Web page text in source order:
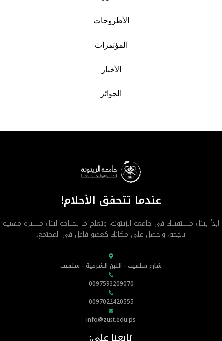
الأطروحات
المؤتمرات
الأخبار
الجوائز
عندما تتحقق الأحلام!
ابدأ ببناء مستقبلك في جامعة الزيتونة، وتعلم ما تحتاجه لبناء مسيرة مهنية
ناجحة، واحصل على مكانك كعضو فاعل في المجتمع.
شارع سلفيت - اللبن الشرقية - سلفيت
0097593209070
0097022420555
info@zust.edu.ps
تابعنا على: